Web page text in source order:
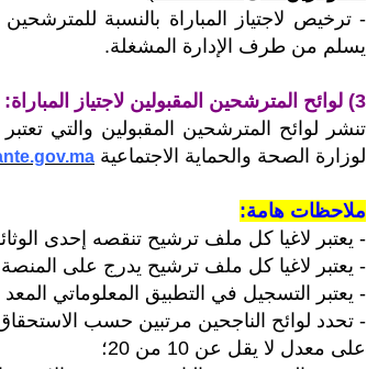
- ترخيص لاجتياز المباراة بالنسبة
يسلم من طرف الإدارة المشغلة.
3) لوائح المترشحين المقبولين لاجتياز المباراة:
تنشر لوائح المترشحين المقبولين والتي
لوزارة الصحة والحماية الاجتماعية
ملاحظات هامة:
- يعتبر لاغيا كل ملف ترشيح تنقصه إحدى
- يعتبر لاغيا كل ملف ترشيح يدرج على المنصة
- يعتبر التسجيل في التطبيق المعلوماتي المعد
- تحدد لوائح الناجحين مرتبين حسب
على معدل لا يقل عن 10 من 20؛